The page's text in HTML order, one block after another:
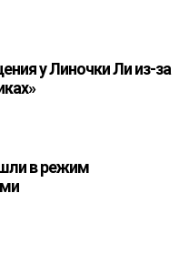
у Линочки Ли из-за
в режим